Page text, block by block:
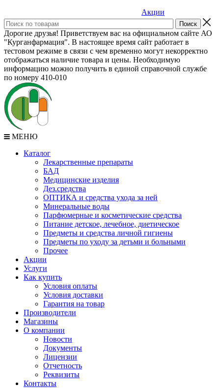
Акции
Дорогие друзья! Приветствуем вас на официальном сайте АО
"Курганфармация". В настоящее время сайт работает в
тестовом режиме в связи с чем временно могут некорректно
отображаться наличие товара и цены. Необходимую
информацию можно получить в единой справочной службе
по номеру 410-010
МЕНЮ
Каталог
Лекарственные препараты
БАД
Медицинские изделия
Дез.средства
ОПТИКА и средства ухода за ней
Минеральные воды
Парфюмерные и косметические средства
Питание детское, лечебное, диетическое
Предметы и средства личной гигиены
Предметы по уходу за детьми и больными
Прочее
Акции
Услуги
Как купить
Условия оплаты
Условия доставки
Гарантия на товар
Производители
Магазины
О компании
Новости
Документы
Лицензии
Отчетность
Реквизиты
Контакты